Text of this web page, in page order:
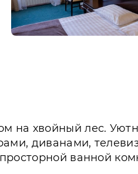
хвойный лес.
диванами,
ванной